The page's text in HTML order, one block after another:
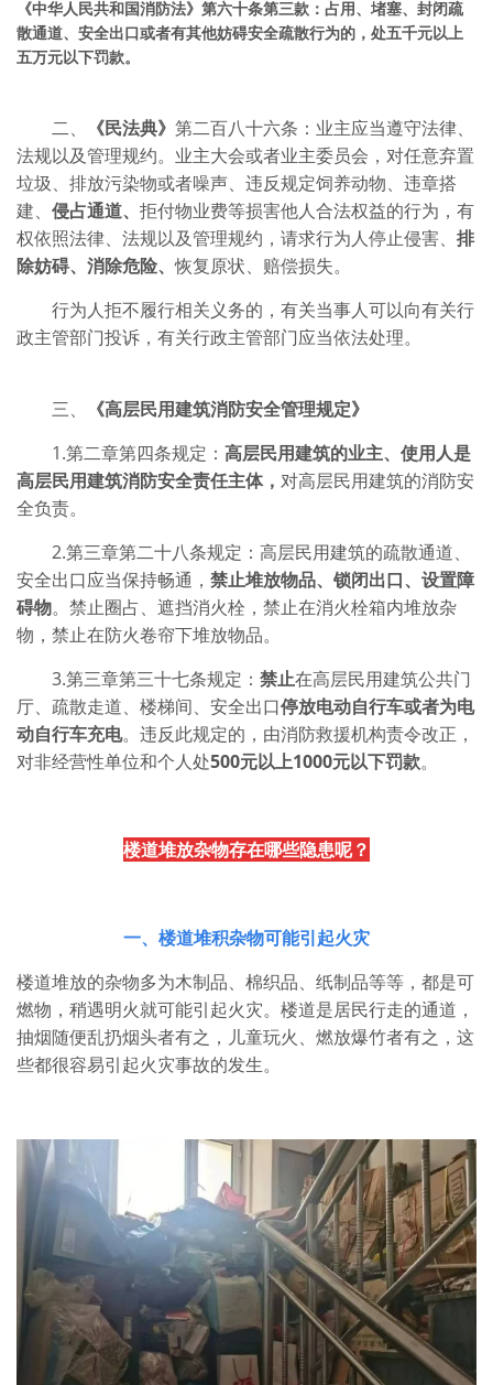
《中华人民共和国消防法》第六十条第三款：占用、堵塞、封闭疏
散通道、安全出口或者有其他妨碍安全疏散行为的，处五千元以上
五万元以下罚款。
二、 《民法典》 第二百八十六条：业主应当遵守法律、
法规以及管理规约。业主大会或者业主委员会，对任意弃置
垃圾、排放污染物或者噪声、违反规定饲养动物、违章搭
建、 侵占通道、 拒付物业费等损害他人合法权益的行为，有
权依照法律、法规以及管理规约，请求行为人停止侵害、 排
除妨碍、消除危险、恢复原状、赔偿损失。
行为人拒不履行相关义务的，有关当事人可以向有关行
政主管部门投诉，有关行政主管部门应当依法处理。
三、
《高层民用建筑消防安全管理规定》
1.第二章第四条规定： 高层民用建筑的业主、使用人是
高层民用建筑消防安全责任主体， 对高层民用建筑的消防安
全负责。
2.第三章第二十八条规定：高层民用建筑的疏散通道、
安全出口应当保持畅通， 禁止堆放物品、锁闭出口、设置障
碍物。禁止圈占、遮挡消火栓，禁止在消火栓箱内堆放杂
物，禁止在防火卷帘下堆放物品。
3.第三章第三十七条规定： 禁止在高层民用建筑公共门
厅、疏散走道、楼梯间、安全出口停放电动自行车或者为电
动自行车充电。违反此规定的，由消防救援机构责令改正，
对非经营性单位和个人处500元以上1000元以下罚款。
楼道堆放杂物存在哪些隐患呢？
一、楼道堆积杂物可能引起火灾
楼道堆放的杂物多为木制品、棉织品、纸制品等等，都是可
燃物，稍遇明火就可能引起火灾。楼道是居民行走的通道，
抽烟随便乱扔烟头者有之，儿童玩火、燃放爆竹者有之，这
些都很容易引起火灾事故的发生。